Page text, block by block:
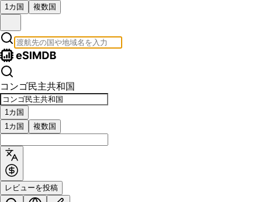
1カ国 複数国
コンゴ民主共和国
1カ国
1カ国
複数国
レビューを投稿